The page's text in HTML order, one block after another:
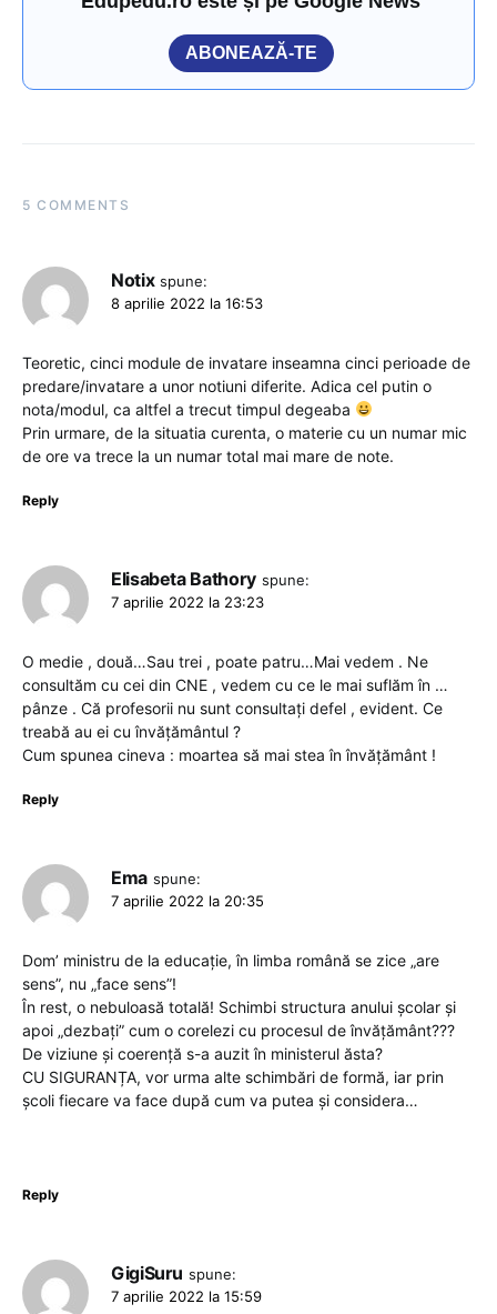
ABONEAZĂ-TE
5 COMMENTS
Notix spune:
8 aprilie 2022 la 16:53
Teoretic, cinci module de invatare inseamna cinci perioade de
predare/invatare a unor notiuni diferite. Adica cel putin o
nota/modul, ca altfel a trecut timpul degeaba
Prin urmare, de la situatia curenta, o materie cu un numar mic
de ore va trece la un numar total mai mare de note.
Reply
Elisabeta Bathory spune:
7 aprilie 2022 la 23:23
O medie , două…Sau trei , poate patru…Mai vedem . Ne
consultăm cu cei din CNE , vedem cu ce le mai suflăm în …
pânze . Că profesorii nu sunt consultați defel , evident. Ce
treabă au ei cu învățământul ?
Cum spunea cineva : moartea să mai stea în învățământ !
Reply
Ema spune:
7 aprilie 2022 la 20:35
Dom’ ministru de la educație, în limba română se zice „are
sens”, nu „face sens”!
În rest, o nebuloasă totală! Schimbi structura anului școlar și
apoi „dezbați” cum o corelezi cu procesul de învățământ???
De viziune și coerență s-a auzit în ministerul ăsta?
CU SIGURANȚA, vor urma alte schimbări de formă, iar prin
școli fiecare va face după cum va putea și considera…
Reply
GigiSuru spune:
7 aprilie 2022 la 15:59